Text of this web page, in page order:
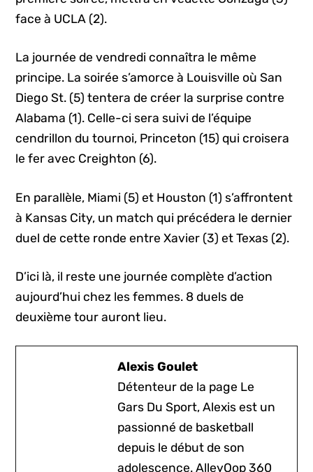
face à UCLA (2).
La journée de vendredi connaîtra le même
principe. La soirée s’amorce à Louisville où San
Diego St. (5) tentera de créer la surprise contre
Alabama (1). Celle-ci sera suivi de l’équipe
cendrillon du tournoi, Princeton (15) qui croisera
le fer avec Creighton (6).
En parallèle, Miami (5) et Houston (1) s’affrontent
à Kansas City, un match qui précédera le dernier
duel de cette ronde entre Xavier (3) et Texas (2).
D’ici là, il reste une journée complète d’action
aujourd’hui chez les femmes. 8 duels de
deuxième tour auront lieu.
Alexis Goulet
Détenteur de la page Le
Gars Du Sport, Alexis est un
passionné de basketball
depuis le début de son
adolescence. AlleyOop 360